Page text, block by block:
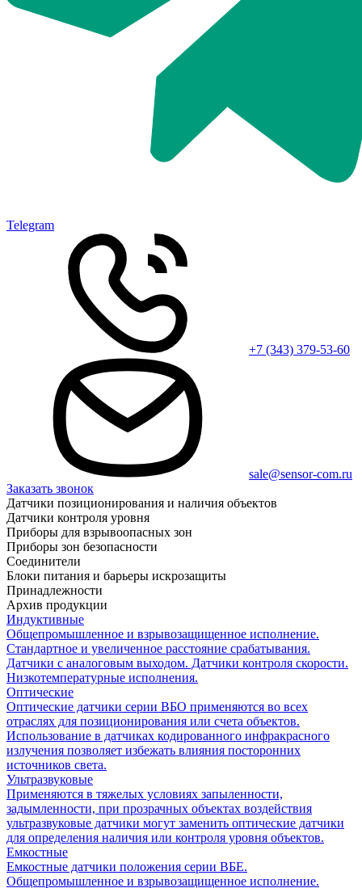
Telegram
+7 (343) 379-53-60
sale@sensor-com.ru
Заказать звонок
Датчики позиционирования и наличия объектов
Датчики контроля уровня
Приборы для взрывоопасных зон
Приборы зон безопасности
Соединители
Блоки питания и барьеры искрозащиты
Принадлежности
Архив продукции
Индуктивные
Общепромышленное и взрывозащищенное исполнение.
Стандартное и увеличенное расстояние срабатывания.
Датчики с аналоговым выходом. Датчики контроля скорости.
Низкотемпературные исполнения.
Оптические
Оптические датчики серии ВБО применяются во всех
отраслях для позиционирования или счета объектов.
Использование в датчиках кодированного инфракрасного
излучения позволяет избежать влияния посторонних
источников света.
Ультразвуковые
Применяются в тяжелых условиях запыленности,
задымленности, при прозрачных объектах воздействия
ультразвуковые датчики могут заменить оптические датчики
для определения наличия или контроля уровня объектов.
Емкостные
Емкостные датчики положения серии ВБЕ.
Общепромышленное и взрывозащищенное исполнение.